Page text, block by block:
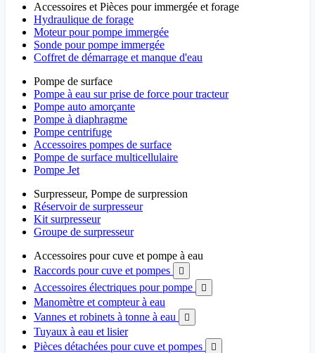
Accessoires et Pièces pour immergée et forage
Hydraulique de forage
Moteur pour pompe immergée
Sonde pour pompe immergée
Coffret de démarrage et manque d'eau
Pompe de surface
Pompe à eau sur prise de force pour tracteur
Pompe auto amorçante
Pompe à diaphragme
Pompe centrifuge
Accessoires pompes de surface
Pompe de surface multicellulaire
Pompe Jet
Surpresseur, Pompe de surpression
Réservoir de surpresseur
Kit surpresseur
Groupe de surpresseur
Accessoires pour cuve et pompe à eau
Raccords pour cuve et pompes

Accessoires électriques pour pompe 
Manomètre et compteur à eau
Vannes et robinets à tonne à eau

Tuyaux à eau et lisier
Pièces détachées pour cuve et pompes
